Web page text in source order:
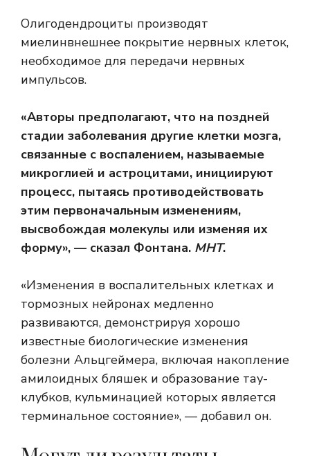
Олигодендроциты производят
миелинвнешнее покрытие нервных клеток,
необходимое для передачи нервных
импульсов.
«Авторы предполагают, что на поздней
стадии заболевания другие клетки мозга,
связанные с воспалением, называемые
микроглией и астроцитами, инициируют
процесс, пытаясь противодействовать
этим первоначальным изменениям,
высвобождая молекулы или изменяя их
форму», — сказал Фонтана. МНТ.
«Изменения в воспалительных клетках и
тормозных нейронах медленно
развиваются, демонстрируя хорошо
известные биологические изменения
болезни Альцгеймера, включая накопление
амилоидных бляшек и образование тау-
клубков, кульминацией которых является
терминальное состояние», — добавил он.